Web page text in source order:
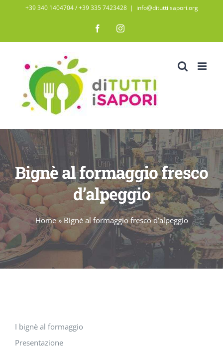
contenuto
+39 340 1404704 / ‭+39 335 7423428‬ | info@dituttiisapori.org
FacebookInstagram
Bignè al formaggio fresco
d’alpeggio
Home» Bignè al formaggio fresco d’alpeggio
I bignè al formaggio
Presentazione